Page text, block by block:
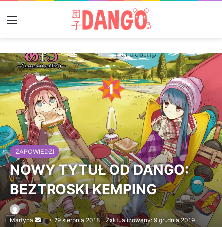
Menu
ZAPOWIEDZI
NOWY TYTUŁ OD DANGO:
BEZTROSKI KEMPING
Martyna
Send29 sierpnia 2018 Zaktualizowany: 9 grudnia 2019